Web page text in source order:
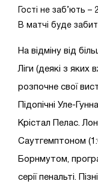
Гості не заб’ють – 2
В матчі буде
На відміну від
Ліги (деякі з
розпочне свої
Підопічні Уле-
Крістал Пелас.
Саутгемптоном
Борнмутом,
серії пенальті.